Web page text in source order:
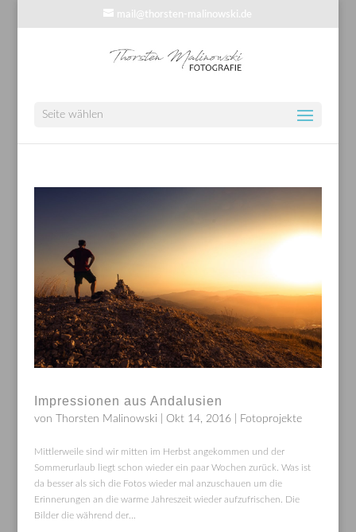
mail@thorsten-malinowski.de
Seite wählen
Impressionen aus Andalusien
von Thorsten Malinowski Okt 14, 2016| Fotoprojekte
Mittlerweile sind wir mitten im Herbst angekommen und der
Sommerurlaub liegt schon wieder ein paar Wochen zurück. Was ist
da besser als sich die Fotos wieder mal anzuschauen um die
Erinnerungen an die warme Jahreszeit wieder aufzufrischen. Die
Bilder die während der...